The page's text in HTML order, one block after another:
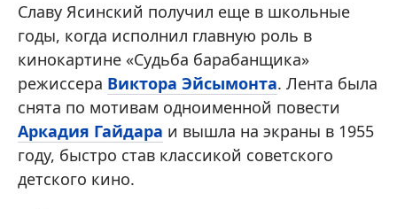
Славу Ясинский получил еще в школьные
годы, когда исполнил главную роль в
кинокартине «Судьба барабанщика»
режиссера Виктора Эйсымонта. Лента была
снята по мотивам одноименной повести
Аркадия Гайдара и вышла на экраны в 1955
году, быстро став классикой советского
детского кино.